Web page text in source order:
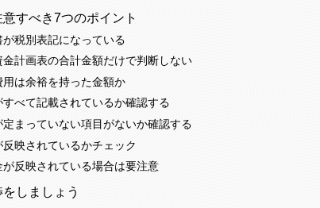
すべき7つのポイント
税別表記になっている
計画表の合計金額だけで判断しない
は余裕を持った金額か
べて記載されているか確認する
まっていない項目がないか確認する
映されているかチェック
反映されている場合は要注意
しましょう